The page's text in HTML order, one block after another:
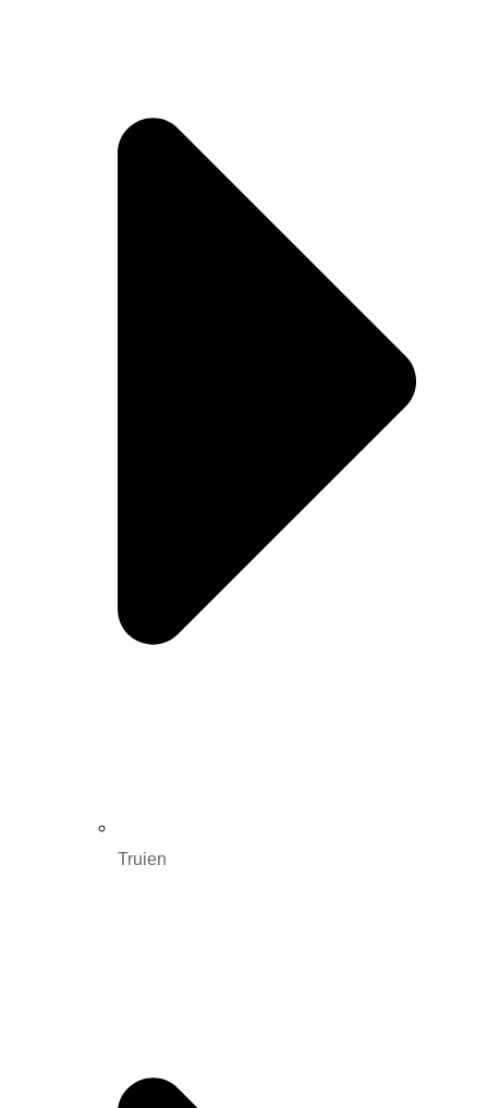
Truien